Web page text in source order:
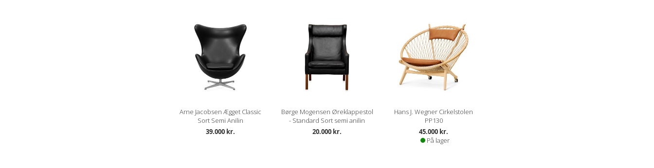
Arne Jacobsen Ægget Classic
Sort Semi Anilin
39.000 kr.
Børge Mogensen Øreklappestol
- Standard Sort semi anilin
20.000 kr.
Hans J. Wegner Cirkelstolen
PP130
45.000 kr.
På lager